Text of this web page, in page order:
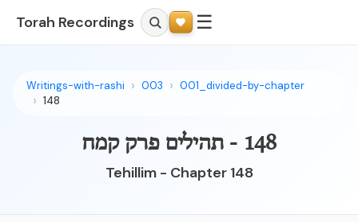
Torah Recordings ☰
Writings-with-rashi 003
001_divided-by-chapter
148
148 - תהילים פרק קמח
Tehillim - Chapter 148